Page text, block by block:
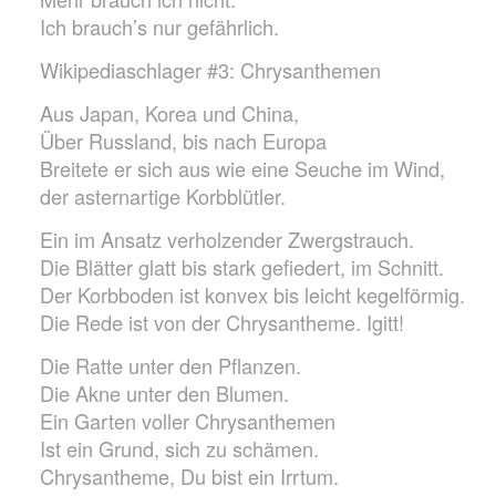
Ich brauch’s nur gefährlich.
Wikipediaschlager #3: Chrysanthemen
Aus Japan, Korea und China,
Über Russland, bis nach Europa
Breitete er sich aus wie eine Seuche im Wind,
der asternartige Korbblütler.
Ein im Ansatz verholzender Zwergstrauch.
Die Blätter glatt bis stark gefiedert, im Schnitt.
Der Korbboden ist konvex bis leicht kegelförmig.
Die Rede ist von der Chrysantheme. Igitt!
Die Ratte unter den Pflanzen.
Die Akne unter den Blumen.
Ein Garten voller Chrysanthemen
Ist ein Grund, sich zu schämen.
Chrysantheme, Du bist ein Irrtum.